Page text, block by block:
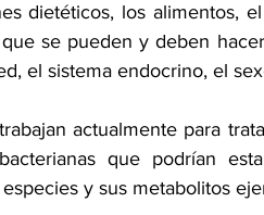
dietéticos, los alimentos,
se pueden y deben
el sistema endocrino, el
actualmente para
que podrían
y sus metabolitos